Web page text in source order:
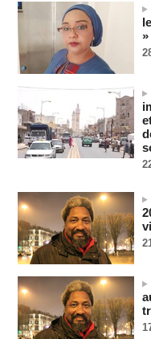
Les Bourses
l'emploi américain
07/08/2026 -
"Construction de la
Alassane Ouattara
vives de la nation
07/08/2026
Polémique à
"dépassée" par les
Depuis le « cessez-le-
ont tué 300 enfants
07/08/2026 -
Guinée-Bissau -
après le sommet de la
Bénin: Patrice Talon
mois après son départ du
07/08/2026 -